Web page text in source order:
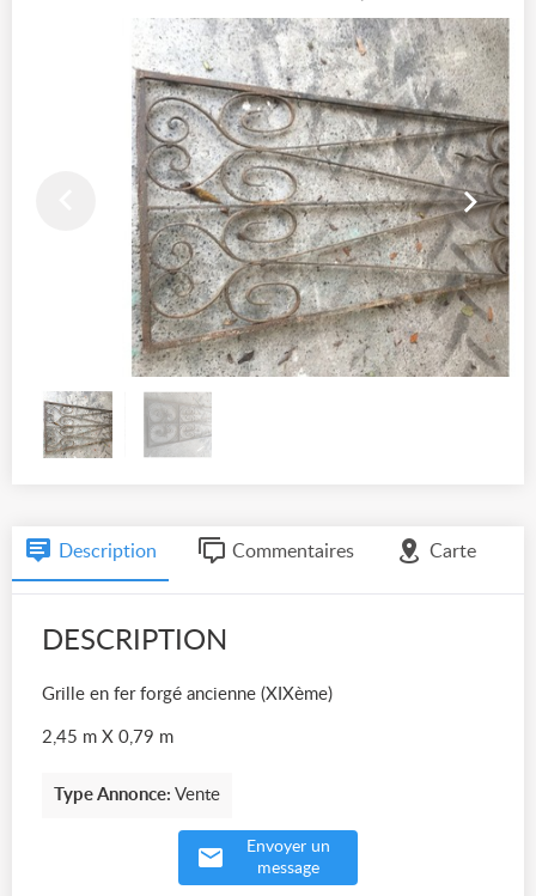
Description Commentaires Carte
DESCRIPTION
Grille en fer forgé ancienne (XIXème)
2,45 m X 0,79 m
Type Annonce: Vente
Envoyer un
message